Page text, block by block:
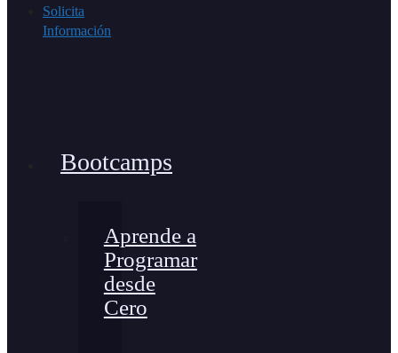
Solicita
Información
Bootcamps
Aprende a
Programar
desde
Cero